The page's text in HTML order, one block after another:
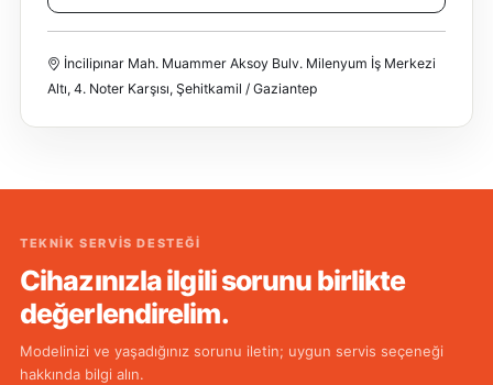
İncilipınar Mah. Muammer Aksoy Bulv. Milenyum İş Merkezi
Altı, 4. Noter Karşısı, Şehitkamil / Gaziantep
TEKNIK SERVIS DESTEĞI
Cihazınızla ilgili sorunu birlikte
değerlendirelim.
Modelinizi ve yaşadığınız sorunu iletin; uygun servis seçeneği
hakkında bilgi alın.